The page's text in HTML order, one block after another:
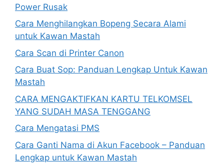
Power Rusak
Cara Menghilangkan Bopeng Secara Alami
untuk Kawan Mastah
Cara Scan di Printer Canon
Cara Buat Sop: Panduan Lengkap Untuk Kawan
Mastah
CARA MENGAKTIFKAN KARTU TELKOMSEL
YANG SUDAH MASA TENGGANG
Cara Mengatasi PMS
Cara Ganti Nama di Akun Facebook – Panduan
Lengkap untuk Kawan Mastah